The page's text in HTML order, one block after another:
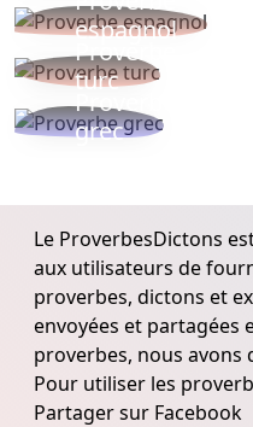
espagnol
Proverbe
turc
Proverbe
grec
Le ProverbesDictons
aux utilisateurs de
proverbes, dictons et
envoyées et partagées
proverbes, nous avons
Pour utiliser les
Partager sur Facebook